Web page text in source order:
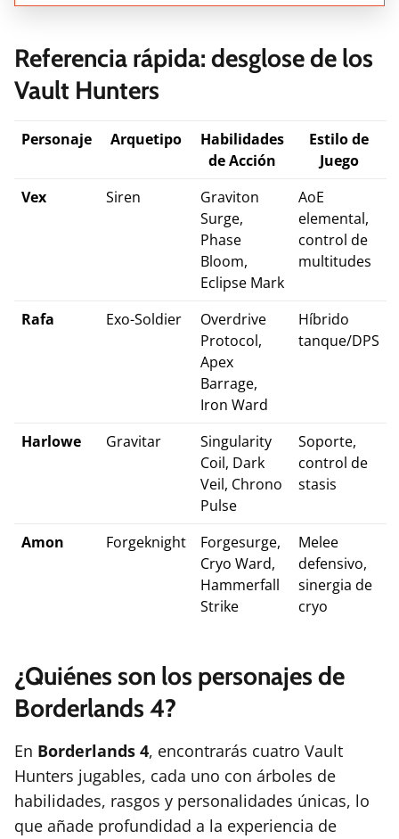
Referencia rápida: desglose de los
Vault Hunters
Personaje Arquetipo
Habilidades
de Acción
Estilo de
Juego
Vex
Siren
Graviton
Surge,
Phase
Bloom,
Eclipse Mark
AoE
elemental,
control de
multitudes
Rafa Exo-Soldier
Overdrive
Protocol,
Apex
Barrage,
Iron Ward
Híbrido
tanque/DPS
Harlowe Gravitar
Singularity
Coil, Dark
Veil, Chrono
Pulse
Soporte,
control de
stasis
Amon Forgeknight
Forgesurge,
Cryo Ward,
Hammerfall
Strike
Melee
defensivo,
sinergia de
cryo
¿Quiénes son los personajes de
Borderlands 4?
En Borderlands 4, encontrarás cuatro Vault
Hunters jugables, cada uno con árboles de
habilidades, rasgos y personalidades únicas, lo
que añade profundidad a la experiencia de